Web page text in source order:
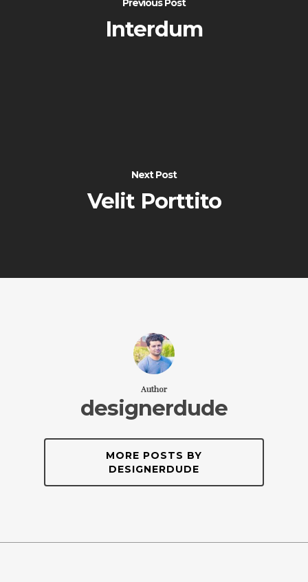
Interdum
Next Post
Velit Porttito
Author
designerdude
MORE POSTS BY
DESIGNERDUDE